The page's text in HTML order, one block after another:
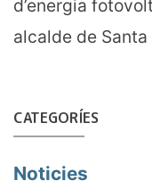
d’energia
alcalde de
CATEGORÍES
Noticies